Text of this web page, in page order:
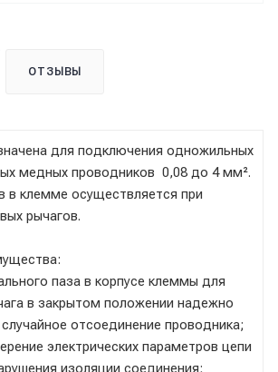
ОТЗЫВЫ
для подключения одножильных
медных проводников 0,08 до 4 мм².
клемме осуществляется при
рычагов.
паза в корпусе клеммы для
в закрытом положении надежно
отсоединение проводника;
электрических параметров цепи
изоляции соединения;